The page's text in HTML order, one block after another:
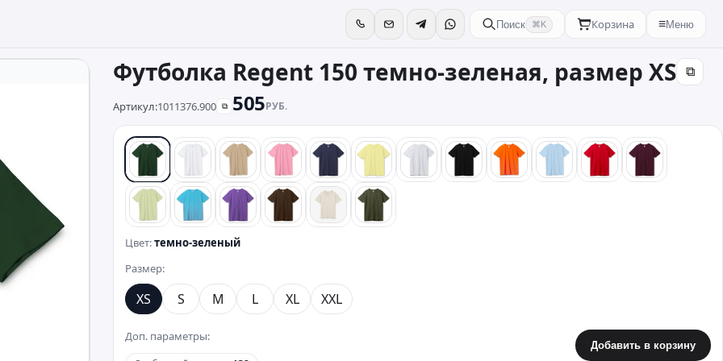
Поиск ⌘K Корзина ≡Меню
Футболка Regent 150 темно-зеленая, размер XS ⧉
Артикул:1011376.900 ⧉ 505РУБ.
темно-зеленый
белый песочныйрозовый синий желтый серый черныйоранжевыйголубойкрасный бордовый
зеленыйбирюзовыйфиолетовыйкоричневый
бежевый хаки
Цвет:темно-зеленый
Размер:
XS S M L XL XXL
Доп. параметры:
Добавить в корзину